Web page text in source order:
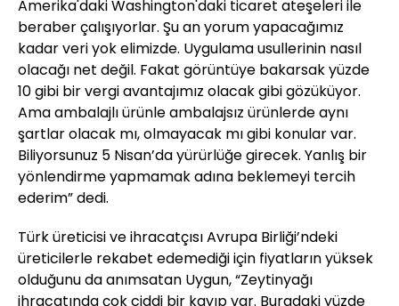
Amerika'daki Washington'daki ticaret ateşeleri ile
beraber çalışıyorlar. Şu an yorum yapacağımız
kadar veri yok elimizde. Uygulama usullerinin nasıl
olacağı net değil. Fakat görüntüye bakarsak yüzde
10 gibi bir vergi avantajımız olacak gibi gözüküyor.
Ama ambalajlı ürünle ambalajsız ürünlerde aynı
şartlar olacak mı, olmayacak mı gibi konular var.
Biliyorsunuz 5 Nisan’da yürürlüğe girecek. Yanlış bir
yönlendirme yapmamak adına beklemeyi tercih
ederim” dedi.
Türk üreticisi ve ihracatçısı Avrupa Birliği’ndeki
üreticilerle rekabet edemediği için fiyatların yüksek
olduğunu da anımsatan Uygun, “Zeytinyağı
ihracatında çok ciddi bir kayıp var. Buradaki yüzde